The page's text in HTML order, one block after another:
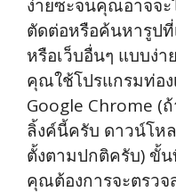
ง่ายซะจนคุณอาจจ
ตัดต่อหรือค้นหารูป
หรือเว็บอื่นๆ แบบง่
คุณใช้โปรแกรมท่อง
Google Chrome (
ลิ้งค์นี้ครับ ดาวน์โห
ตั้งตามปกติครับ) ขั้
คุณต้องการจะตรวจ